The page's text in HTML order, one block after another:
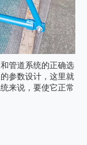
管道系统的正确选
参数设计，这里就
来说，要使它正常